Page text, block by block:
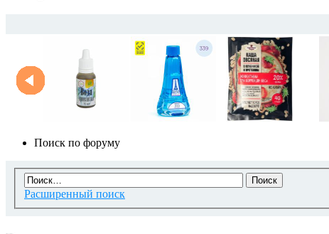
Поиск по форуму
Расширенный поиск